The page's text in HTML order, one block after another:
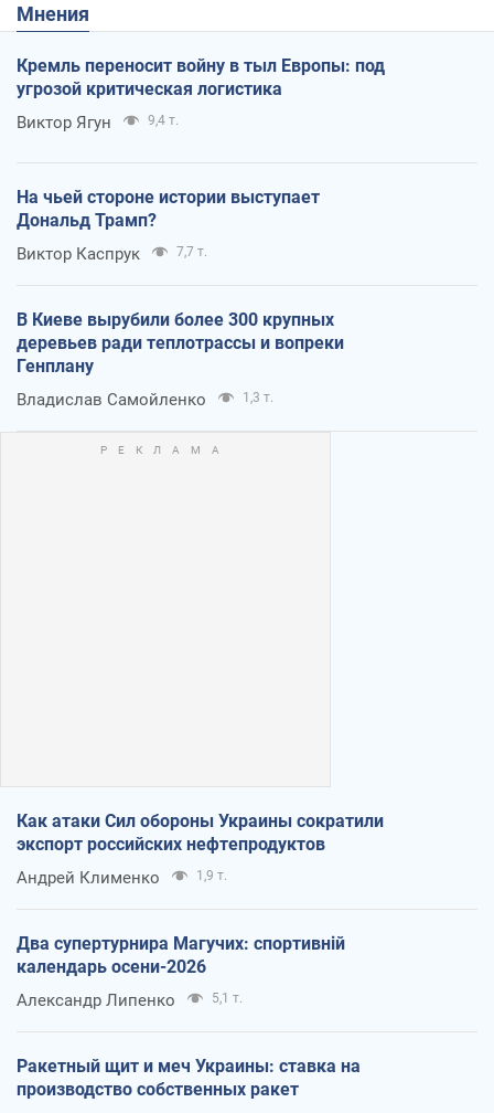
Мнения
Кремль переносит войну в тыл Европы: под
угрозой критическая логистика
Виктор Ягун 9,4 т.
На чьей стороне истории выступает
Дональд Трамп?
Виктор Каспрук 7,7 т.
В Киеве вырубили более 300 крупных
деревьев ради теплотрассы и вопреки
Генплану
Владислав Самойленко 1,3 т.
Как атаки Сил обороны Украины сократили
экспорт российских нефтепродуктов
Андрей Клименко 1,9 т.
Два супертурнира Магучих: спортивній
календарь осени-2026
Александр Липенко 5,1 т.
Ракетный щит и меч Украины: ставка на
производство собственных ракет